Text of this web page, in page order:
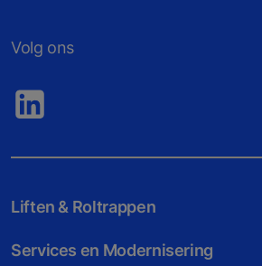
Volg ons
Liften & Roltrappen
Services en Modernisering